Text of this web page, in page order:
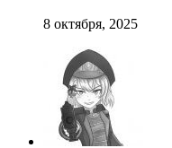
8 октября, 2025